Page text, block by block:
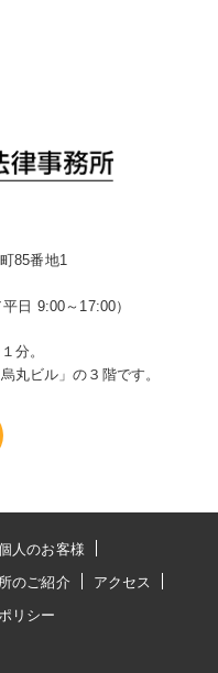
85番地1
日 9:00～17:00）
分。
丸ビル」の３階です。
人のお客様
のご紹介
アクセス
リシー